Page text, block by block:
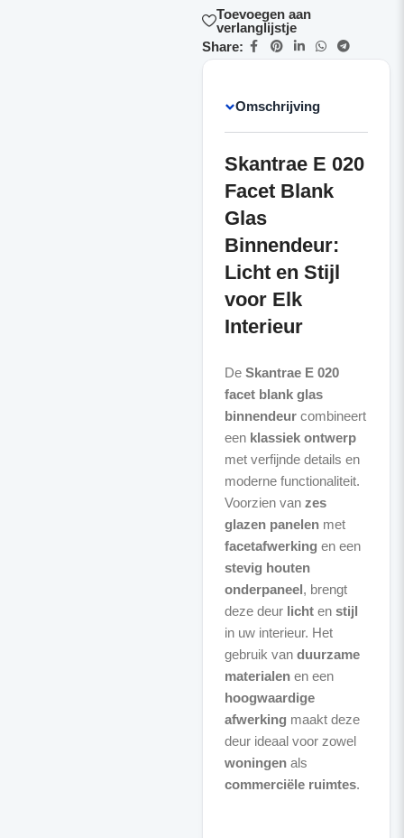
Toevoegen aan
verlanglijstje
Share:
Omschrijving
Skantrae E 020
Facet Blank
Glas
Binnendeur:
Licht en Stijl
voor Elk
Interieur
De Skantrae E 020
facet blank glas
binnendeurcombineert
een klassiek ontwerp
met verfijnde details en
moderne functionaliteit.
Voorzien van zes
glazen panelenmet
facetafwerking en een
stevig houten
onderpaneel, brengt
deze deur lichten stijl
in uw interieur. Het
gebruik van duurzame
materialenen een
hoogwaardige
afwerking maakt deze
deur ideaal voor zowel
woningenals
commerciële ruimtes.